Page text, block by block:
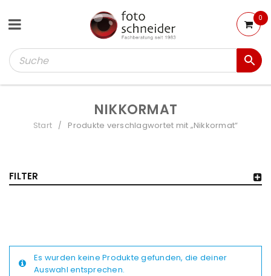
0
NIKKORMAT
Start / Produkte verschlagwortet mit „Nikkormat“
FILTER
Es wurden keine Produkte gefunden, die deiner
Auswahl entsprechen.